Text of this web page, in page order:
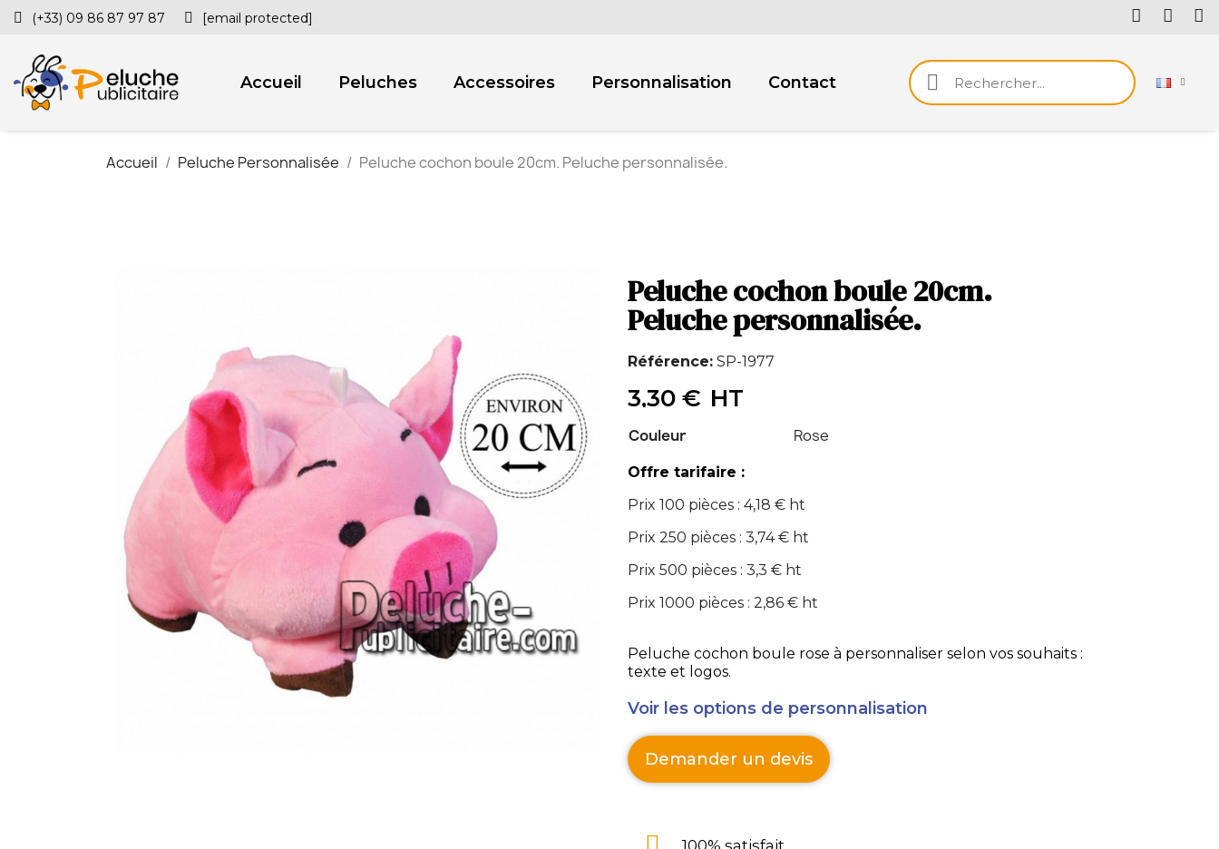
(+33) 09 86 87 97 87 [email protected]
Accueil Peluches Accessoires Personnalisation Contact
Accueil Peluche Personnalisée Peluche cochon boule 20cm. Peluche personnalisée.
Peluche cochon boule 20cm.
Peluche personnalisée.
Référence SP-1977
3,30 € HT
Couleur Rose
Offre tarifaire :
Prix 100 pièces : 4,18 € ht
Prix 250 pièces : 3,74 € ht
Prix 500 pièces : 3,3 € ht
Prix 1000 pièces : 2,86 € ht
Peluche cochon boule rose à personnaliser selon vos souhaits :
texte et logos.
Voir les options de personnalisation
Demander un devis